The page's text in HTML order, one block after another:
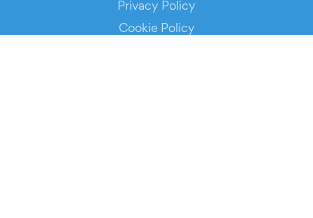
Privacy Policy
Cookie Policy